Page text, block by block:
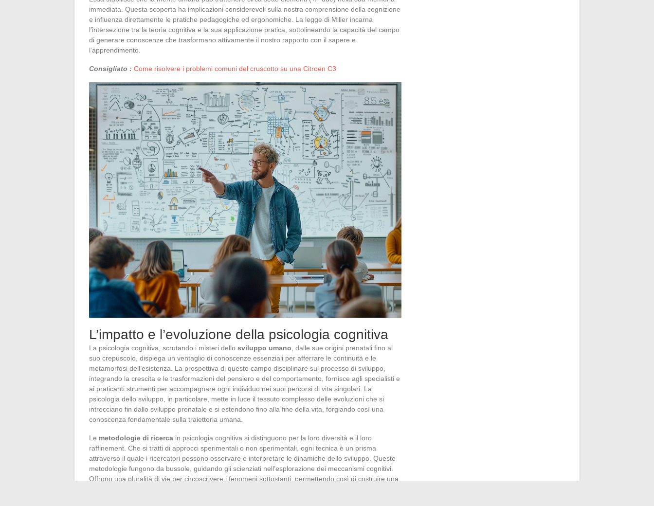
immediata. Questa scoperta ha implicazioni considerevoli sulla nostra comprensione della cognizione
e influenza direttamente le pratiche pedagogiche ed ergonomiche. La legge di Miller incarna
l’intersezione tra la teoria cognitiva e la sua applicazione pratica, sottolineando la capacità del campo
di generare conoscenze che trasformano attivamente il nostro rapporto con il sapere e
l’apprendimento.
Consigliato : Come risolvere i problemi comuni del cruscotto su una Citroen C3
L’impatto e l’evoluzione della psicologia cognitiva
La psicologia cognitiva, scrutando i misteri dello sviluppo umano , dalle sue origini prenatali fino al
suo crepuscolo, dispiega un ventaglio di conoscenze essenziali per afferrare le continuità e le
metamorfosi dell’esistenza. La prospettiva di questo campo disciplinare sul processo di sviluppo,
integrando la crescita e le trasformazioni del pensiero e del comportamento, fornisce agli specialisti e
ai praticanti strumenti per accompagnare ogni individuo nei suoi percorsi di vita singolari. La
psicologia dello sviluppo, in particolare, mette in luce il tessuto complesso delle evoluzioni che si
intrecciano fin dallo sviluppo prenatale e si estendono fino alla fine della vita, forgiando così una
conoscenza fondamentale sulla traiettoria umana.
Le metodologie di ricerca in psicologia cognitiva si distinguono per la loro diversità e il loro
raffinement. Che si tratti di approcci sperimentali o non sperimentali, ogni tecnica è un prisma
attraverso il quale i ricercatori possono osservare e interpretare le dinamiche dello sviluppo. Queste
metodologie fungono da bussole, guidando gli scienziati nell’esplorazione dei meccanismi cognitivi.
Offrono una pluralità di vie per circoscrivere i fenomeni sottostanti, permettendo così di costruire una